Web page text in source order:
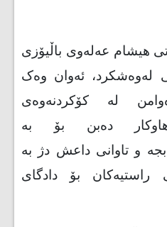
تی هیشام عەلەوی باڵیۆزی
لەوەشکرد، ئەوان وەک
لە کۆکردنەوەی
دەبن بۆ بە
و تاوانی داعش دژ بە
راستیەکان بۆ دادگای